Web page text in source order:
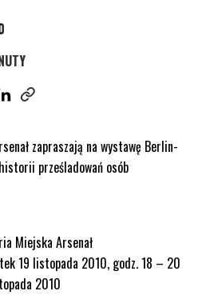
ARTYKUŁ NA FACEBOOK. STRONA
ARTYKUŁ NA TWITTER.
UDOSTĘPNIJ ARTYKUŁ NA LINKEDIN.
zapraszają na wystawę Berlin-
prześladowań osób
Miejska Arsenał
19 listopada 2010, godz. 18 – 20
2010